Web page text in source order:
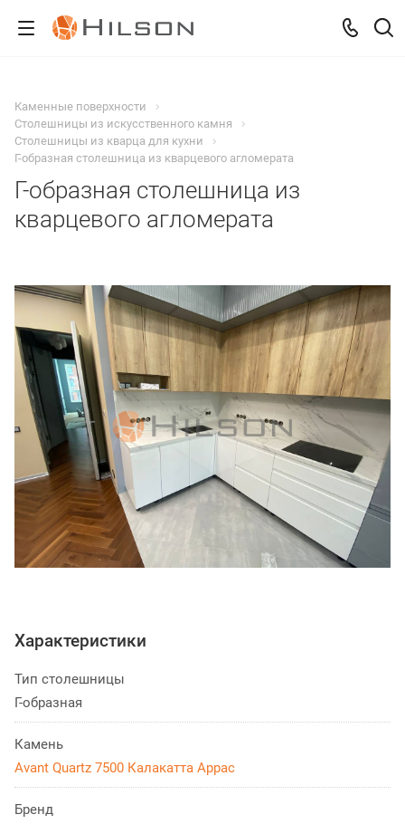
Каменные поверхности
Столешницы из искусственного камня
Столешницы из кварца для кухни
Г-образная столешница из кварцевого агломерата
Г-образная столешница из
кварцевого агломерата
Характеристики
Тип столешницы
Г-образная
Камень
Avant Quartz 7500 Калакатта Аррас
Бренд